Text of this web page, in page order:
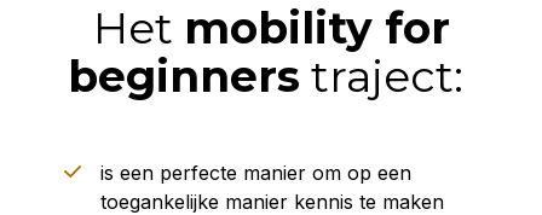
Het mobility for
beginners traject:
is een perfecte manier om op een
toegankelijke manier kennis te maken